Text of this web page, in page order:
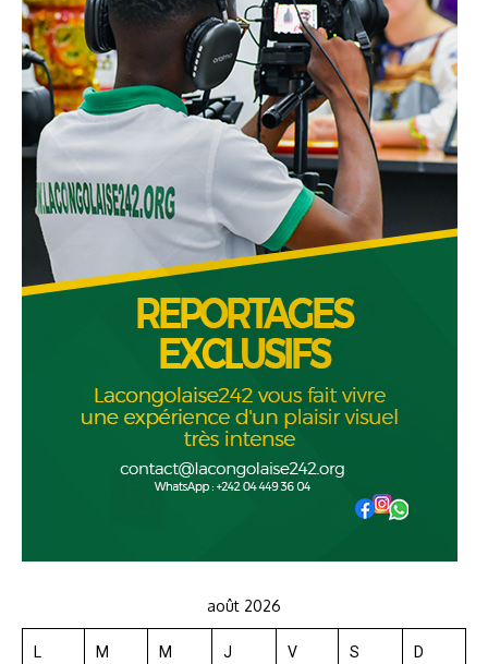
août 2026
L M M J V S D